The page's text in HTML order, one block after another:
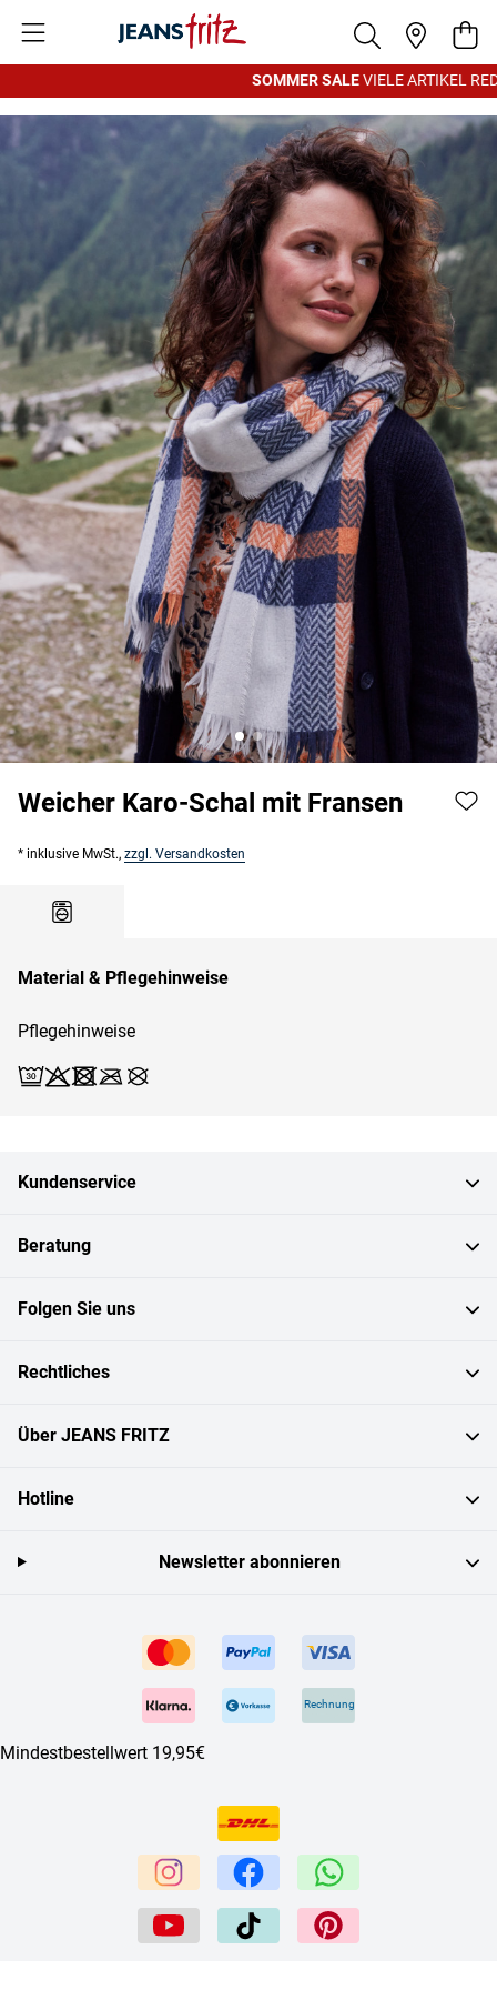
SOMMER SALEVIELE ARTIKEL
Weicher Karo-Schal mit Fransen
* inklusive MwSt., zzgl. Versandkosten
Material & Pflegehinweise
Pflegehinweise
Kundenservice
Beratung
Folgen Sie uns
Rechtliches
Über JEANS FRITZ
Hotline
Rechnung
Mindestbestellwert 19,95€
Newsletter abonnieren